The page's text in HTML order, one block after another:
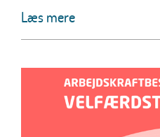
Læs mere